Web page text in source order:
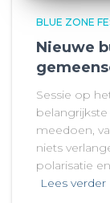
BLUE ZONE
Nieuwe
Sessie op
meedoen,
niets
polarisatie
Lees verder